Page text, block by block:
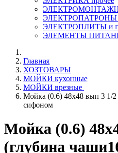
ЭЛЕКТРОПЛИТЫ и
ЭЛЕМЕНТЫ
Главная
ХОЗТОВАРЫ
МОЙКИ кухонные
МОЙКИ врезные
Мойка (0.6) 48х48 вып 3 1/
сифоном
Мойка (0.6)
(глубина